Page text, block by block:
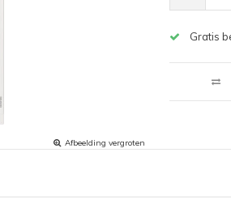
Afbeelding vergroten
Gratis